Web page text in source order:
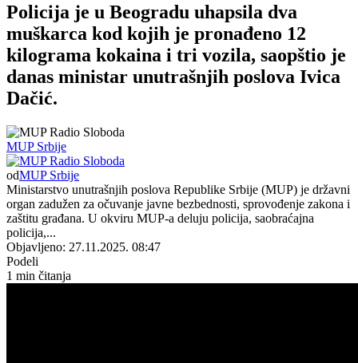
Policija je u Beogradu uhapsila dva
muškarca kod kojih je pronađeno 12
kilograma kokaina i tri vozila, saopštio je
danas ministar unutrašnjih poslova Ivica
Dačić.
MUP Srbije
odMUP Srbije
Ministarstvo unutrašnjih poslova Republike Srbije (MUP) je državni
organ zadužen za očuvanje javne bezbednosti, sprovođenje zakona i
zaštitu građana. U okviru MUP-a deluju policija, saobraćajna
policija,...
Objavljeno: 27.11.2025. 08:47
Podeli
1 min čitanja